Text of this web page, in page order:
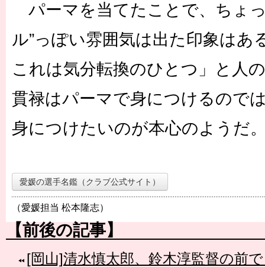
パーマを当てたことで、ちょ
ル”っぽい雰囲気は出た印象はあ
これは気分転換のひとつ」と人
貫禄はパーマで身につけるので
身につけたいのが本心のようだ
愛媛の選手名鑑（クラブ公式サイト）
（愛媛担当 松本隆志）
【前後の記事】
[岡山]清水慎太郎、鈴木淳監督の前